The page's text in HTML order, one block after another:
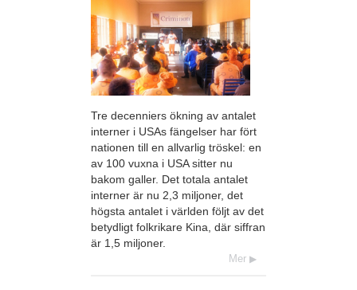
Tre decenniers ökning av antalet
interner i USAs fängelser har fört
nationen till en allvarlig tröskel: en
av 100 vuxna i USA sitter nu
bakom galler. Det totala antalet
interner är nu 2,3 miljoner, det
högsta antalet i världen följt av det
betydligt folkrikare Kina, där siffran
är 1,5 miljoner.
Mer